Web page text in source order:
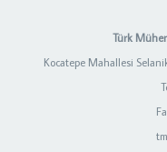
Türk
Kocatepe Mahallesi